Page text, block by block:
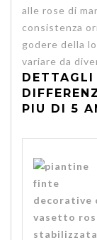
alle rose di
consistenza
godere della
variare da
DETTAGLI
PIU DI 5